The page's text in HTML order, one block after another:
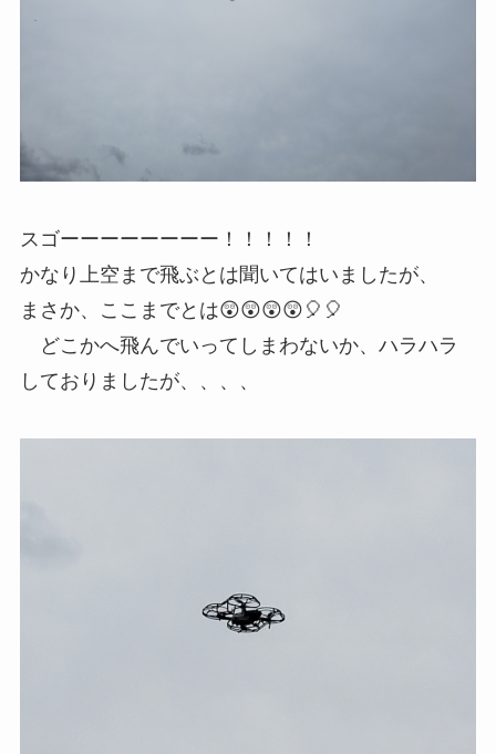
スゴーーーーーーーー！！！！！
かなり上空まで飛ぶとは聞いてはいましたが、
まさか、ここまでとは😲😲😲😲🎈🎈
どこかへ飛んでいってしまわないか、ハラハラ
しておりましたが、、、、